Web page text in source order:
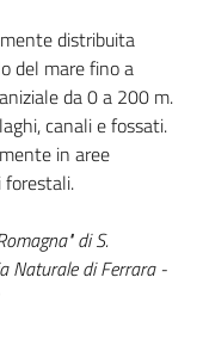
distribuita
del mare fino a
da 0 a 200 m.
canali e fossati.
in aree
forestali.
di S.
Naturale di Ferrara -